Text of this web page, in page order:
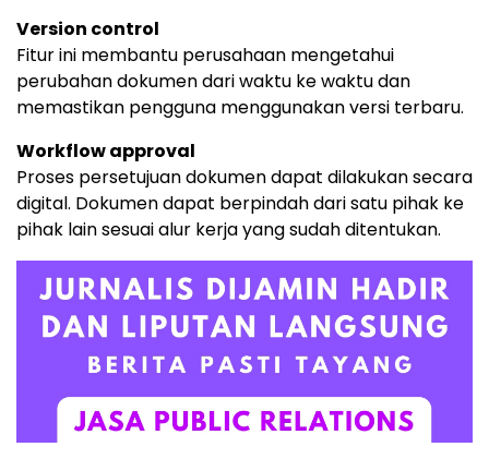
Version control
Fitur ini membantu perusahaan mengetahui
perubahan dokumen dari waktu ke waktu dan
memastikan pengguna menggunakan versi terbaru.
Workflow approval
Proses persetujuan dokumen dapat dilakukan secara
digital. Dokumen dapat berpindah dari satu pihak ke
pihak lain sesuai alur kerja yang sudah ditentukan.